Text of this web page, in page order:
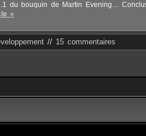
du bouquin de Martin Evening…
»
// 15 commentaires